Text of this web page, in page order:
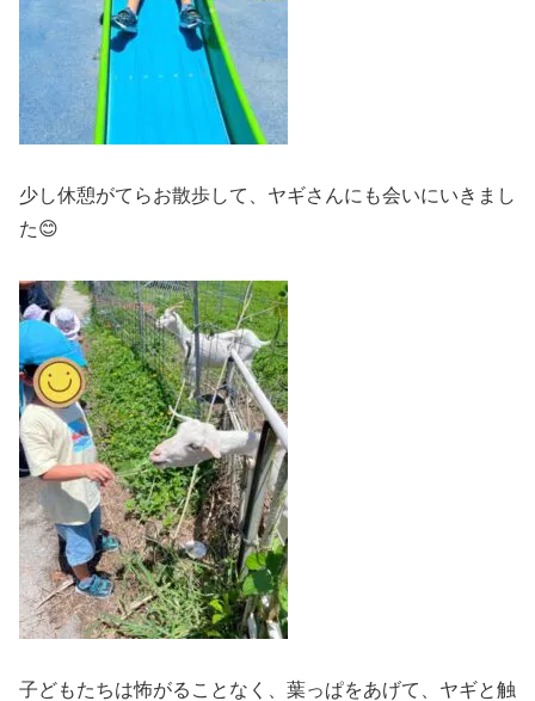
少し休憩がてらお散歩して、ヤギさんにも会いにいきまし
た😊
子どもたちは怖がることなく、葉っぱをあげて、ヤギと触